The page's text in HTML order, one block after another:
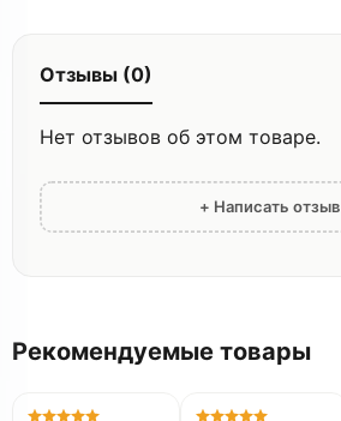
Отзывы (0)
Нет отзывов об этом товаре.
+ Написать отзыв
Рекомендуемые товары